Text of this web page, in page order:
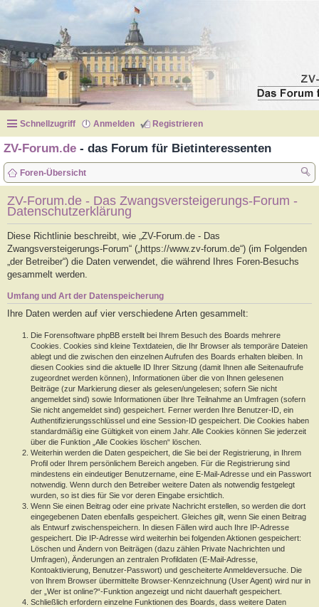
Schnellzugriff Anmelden Registrieren
ZV-Forum.de - das Forum für Bietinteressenten
Foren-Übersicht
ZV-Forum.de - Das Zwangsversteigerungs-Forum -
Datenschutzerklärung
Diese Richtlinie beschreibt, wie „ZV-Forum.de - Das
Zwangsversteigerungs-Forum“ („https://www.zv-forum.de“) (im Folgenden
„der Betreiber“) die Daten verwendet, die während Ihres Foren-Besuchs
gesammelt werden.
Umfang und Art der Datenspeicherung
Ihre Daten werden auf vier verschiedene Arten gesammelt:
Die Forensoftware phpBB erstellt bei Ihrem Besuch des Boards mehrere
Cookies. Cookies sind kleine Textdateien, die Ihr Browser als temporäre Dateien
ablegt und die zwischen den einzelnen Aufrufen des Boards erhalten bleiben. In
diesen Cookies sind die aktuelle ID Ihrer Sitzung (damit Ihnen alle Seitenaufrufe
zugeordnet werden können), Informationen über die von Ihnen gelesenen
Beiträge (zur Markierung dieser als gelesen/ungelesen; sofern Sie nicht
angemeldet sind) sowie Informationen über Ihre Teilnahme an Umfragen (sofern
Sie nicht angemeldet sind) gespeichert. Ferner werden Ihre Benutzer-ID, ein
Authentifizierungsschlüssel und eine Session-ID gespeichert. Die Cookies haben
standardmäßig eine Gültigkeit von einem Jahr. Alle Cookies können Sie jederzeit
über die Funktion „Alle Cookies löschen“ löschen.
Weiterhin werden die Daten gespeichert, die Sie bei der Registrierung, in Ihrem
Profil oder Ihrem persönlichem Bereich angeben. Für die Registrierung sind
mindestens ein eindeutiger Benutzername, eine E-Mail-Adresse und ein Passwort
notwendig. Wenn durch den Betreiber weitere Daten als notwendig festgelegt
wurden, so ist dies für Sie vor deren Eingabe ersichtlich.
Wenn Sie einen Beitrag oder eine private Nachricht erstellen, so werden die dort
eingegebenen Daten ebenfalls gespeichert. Gleiches gilt, wenn Sie einen Beitrag
als Entwurf zwischenspeichern. In diesen Fällen wird auch Ihre IP-Adresse
gespeichert. Die IP-Adresse wird weiterhin bei folgenden Aktionen gespeichert:
Löschen und Ändern von Beiträgen (dazu zählen Private Nachrichten und
Umfragen), Änderungen an zentralen Profildaten (E-Mail-Adresse,
Kontoaktivierung, Benutzer-Passwort) und gescheiterte Anmeldeversuche. Die
von Ihrem Browser übermittelte Browser-Kennzeichnung (User Agent) wird nur in
der „Wer ist online?“-Funktion angezeigt und nicht dauerhaft gespeichert.
Schließlich erfordern einzelne Funktionen des Boards, dass weitere Daten